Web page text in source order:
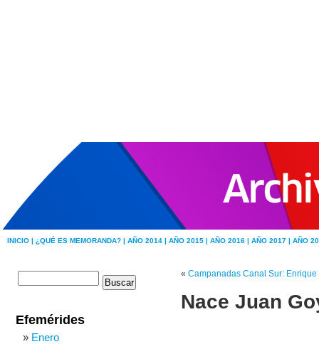
INICIO | ¿QUÉ ES MEMORANDA? | AÑO 2014 | AÑO 2015 | AÑO 2016 | AÑO 2017 | AÑO
« Campanadas Canal Sur:
Nace Juan
Efemérides
Enero